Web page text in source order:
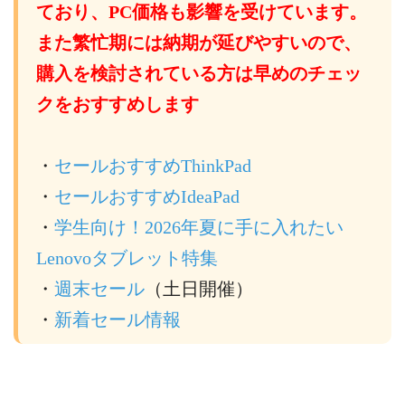
ており、PC価格も影響を受けています。
また繁忙期には納期が延びやすいので、
購入を検討されている方は早めのチェッ
クをおすすめします
・ セールおすすめThinkPad
・ セールおすすめIdeaPad
・ 学生向け！2026年夏に手に入れたい
Lenovoタブレット特集
・ 週末セール （土日開催）
・ 新着セール情報